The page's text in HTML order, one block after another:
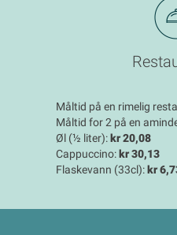
Måltid på en rimelig
Måltid for 2 på en
Øl (½ liter):kr 20,08
Cappuccino:kr 30,13
Flaskevann (33cl):kr